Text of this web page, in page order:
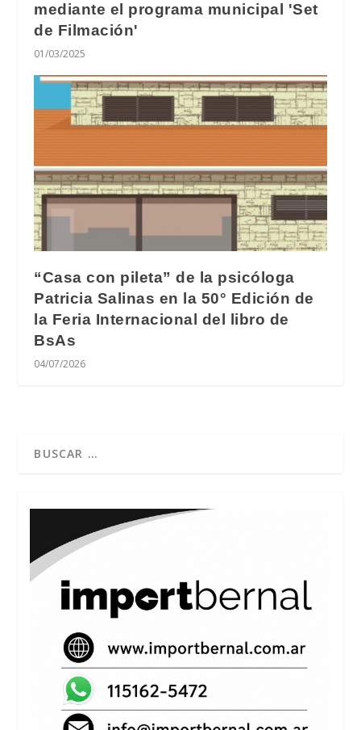
mediante el programa municipal 'Set
de Filmación'
01/03/2025
“Casa con pileta” de la psicóloga
Patricia Salinas en la 50° Edición de
la Feria Internacional del libro de
BsAs
04/07/2026